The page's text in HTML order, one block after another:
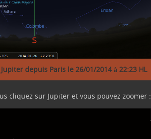
depuis Paris le 26/01/2014 à 22:23 HL
cliquez sur Jupiter et vous pouvez zoomer :